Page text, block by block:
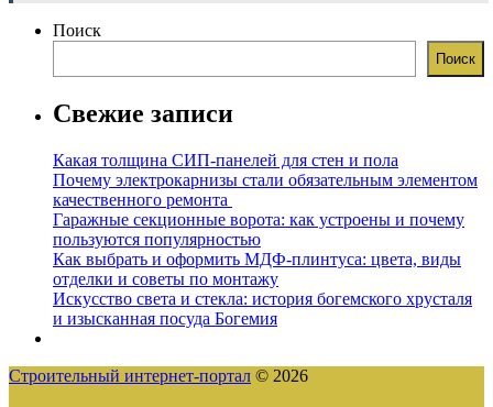
Поиск
Поиск
Свежие записи
Какая толщина СИП-панелей для стен и пола
Почему электрокарнизы стали обязательным элементом
качественного ремонта
Гаражные секционные ворота: как устроены и почему
пользуются популярностью
Как выбрать и оформить МДФ-плинтуса: цвета, виды
отделки и советы по монтажу
Искусство света и стекла: история богемского хрусталя
и изысканная посуда Богемия
Строительный интернет-портал © 2026